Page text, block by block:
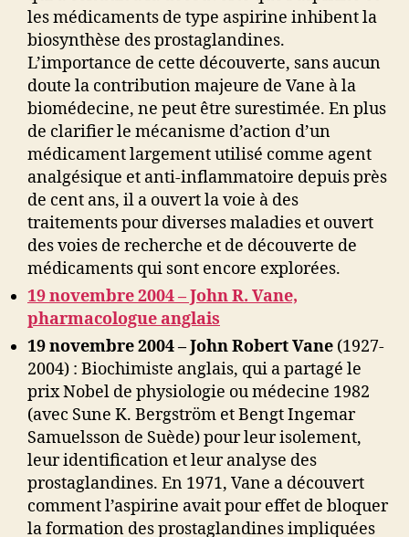
les médicaments de type aspirine inhibent la
biosynthèse des prostaglandines.
L’importance de cette découverte, sans aucun
doute la contribution majeure de Vane à la
biomédecine, ne peut être surestimée. En plus
de clarifier le mécanisme d’action d’un
médicament largement utilisé comme agent
analgésique et anti-inflammatoire depuis près
de cent ans, il a ouvert la voie à des
traitements pour diverses maladies et ouvert
des voies de recherche et de découverte de
médicaments qui sont encore explorées.
19 novembre 2004 – John R. Vane,
pharmacologue anglais
19 novembre 2004 – John Robert Vane (1927-
2004) : Biochimiste anglais, qui a partagé le
prix Nobel de physiologie ou médecine 1982
(avec Sune K. Bergström et Bengt Ingemar
Samuelsson de Suède) pour leur isolement,
leur identification et leur analyse des
prostaglandines. En 1971, Vane a découvert
comment l’aspirine avait pour effet de bloquer
la formation des prostaglandines impliquées